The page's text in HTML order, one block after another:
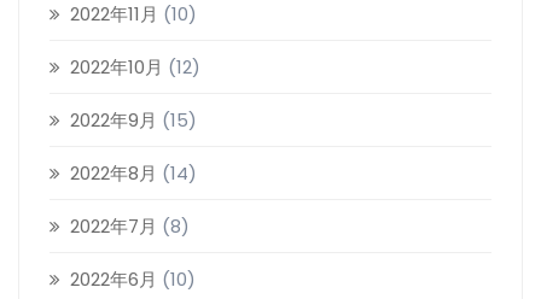
2022年11月 (10)
2022年10月 (12)
2022年9月 (15)
2022年8月 (14)
2022年7月 (8)
2022年6月 (10)